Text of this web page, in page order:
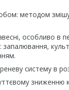
методом
особливо в
запалювання,
систему в
зниженню